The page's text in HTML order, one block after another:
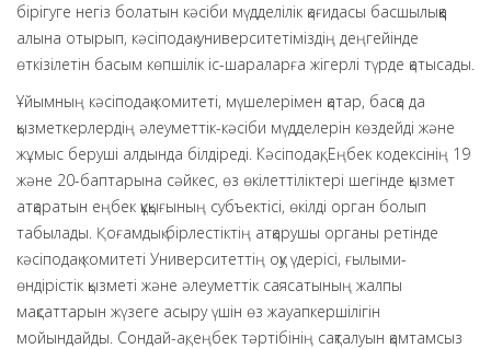
бірігуге негіз болатын кәсіби мүдделілік қағидасы басшылыққа
алына отырып, кәсіподақ университетіміздің деңгейінде
өткізілетін басым көпшілік іс-шараларға жігерлі түрде қатысады.
Ұйымның кәсіподақ комитеті, мүшелерімен қатар, басқа да
қызметкерлердің әлеуметтік-кәсіби мүдделерін көздейді және
жұмыс беруші алдында білдіреді. Кәсіподақ, Еңбек кодексінің 19
және 20-баптарына сәйкес, өз өкілеттіліктері шегінде қызмет
атқаратын еңбек құқығының субъектісі, өкілді орган болып
табылады. Қоғамдық бірлестіктің атқарушы органы ретінде
кәсіподақ комитеті Университеттің оқу үдерісі, ғылыми-
өндірістік қызметі және әлеуметтік саясатының жалпы
мақсаттарын жүзеге асыру үшін өз жауапкершілігін
мойындайды. Сондай-ақ, еңбек тәртібінің сақталуын қамтамсыз